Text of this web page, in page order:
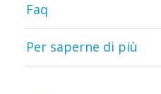
Faq
Per saperne di più